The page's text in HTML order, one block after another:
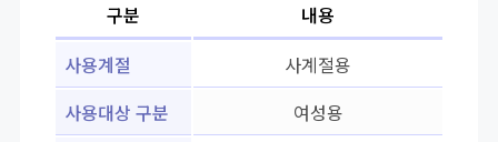
구분
내용
사용계절
사계절용
사용대상 구분
여성용